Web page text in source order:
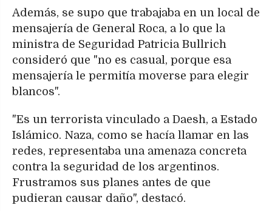
Además, se supo que trabajaba en un local de
mensajería de General Roca, a lo que la
ministra de Seguridad Patricia Bullrich
consideró que "no es casual, porque esa
mensajería le permitía moverse para elegir
blancos".
"Es un terrorista vinculado a Daesh, a Estado
Islámico. Naza, como se hacía llamar en las
redes, representaba una amenaza concreta
contra la seguridad de los argentinos.
Frustramos sus planes antes de que
pudieran causar daño", destacó.